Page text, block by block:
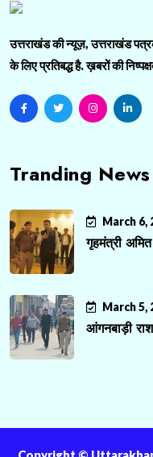
उत्तराखंड की न्यूज़, उत्तराखंड
के लिए प्रतिबद्ध है. ख़बरों की
Tranding News
March 6,
गृहमंत्री
March 5,
आंगनबाड़ी